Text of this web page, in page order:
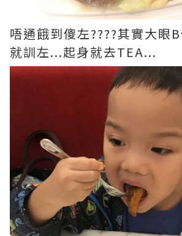
唔通餓到傻左????其實大眼
就訓左...起身就去TEA...